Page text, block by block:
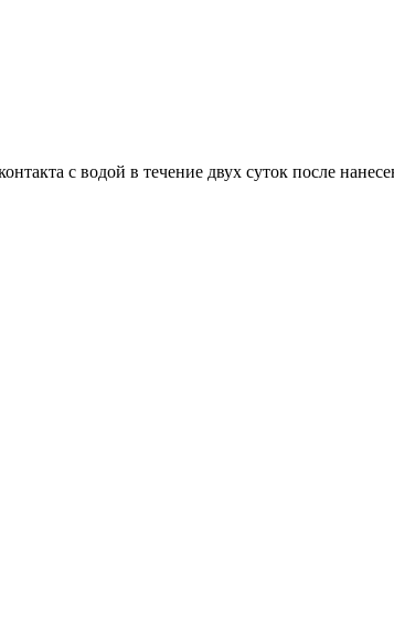
с водой в течение двух суток после